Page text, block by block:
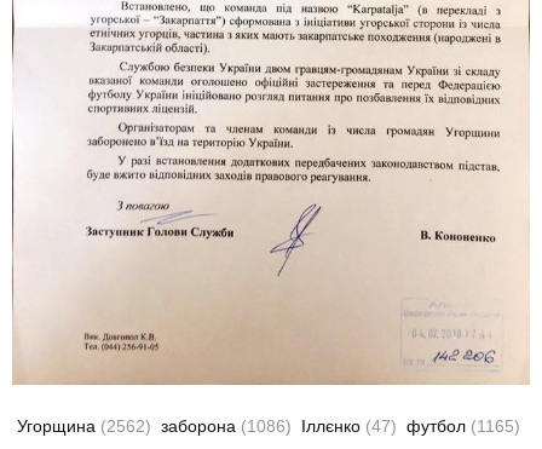
Угорщина (2562) заборона (1086) Іллєнко (47) футбол (1165)